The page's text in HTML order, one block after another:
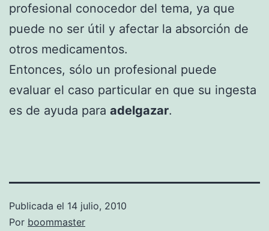
profesional conocedor del tema, ya que
puede no ser útil y afectar la absorción de
otros medicamentos.
Entonces, sólo un profesional puede
evaluar el caso particular en que su ingesta
es de ayuda para adelgazar.
Publicada el 14 julio, 2010
Por boommaster